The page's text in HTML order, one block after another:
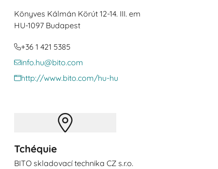
Könyves Kálmán Körút 12-14. III. em
HU-1097 Budapest
+36 1 421 5385
info.hu@bito.com
http://www.bito.com/hu-hu
Tchéquie
BITO skladovací technika CZ s.r.o.